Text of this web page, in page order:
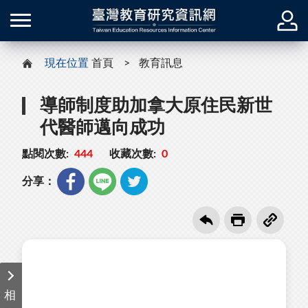
現在位置 首頁 教育訊息
導師制度助加拿大原住民新世
代醫師邁向成功
點閱次數: 444 收藏次數: 0
分享：
相